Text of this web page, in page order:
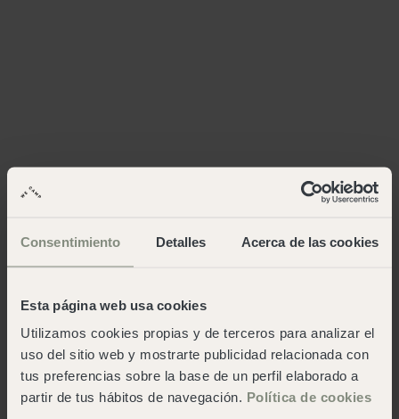
Consentimiento Detalles Acerca de las cookies
Esta página web usa cookies
Utilizamos cookies propias y de terceros para analizar el
uso del sitio web y mostrarte publicidad relacionada con
tus preferencias sobre la base de un perfil elaborado a
partir de tus hábitos de navegación. Política de cookies